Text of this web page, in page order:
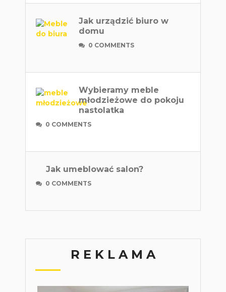
Jak urządzić biuro w
domu
0 COMMENTS
Wybieramy meble
młodzieżowe do pokoju
nastolatka
0 COMMENTS
Jak umeblować salon?
0 COMMENTS
R E K L A M A